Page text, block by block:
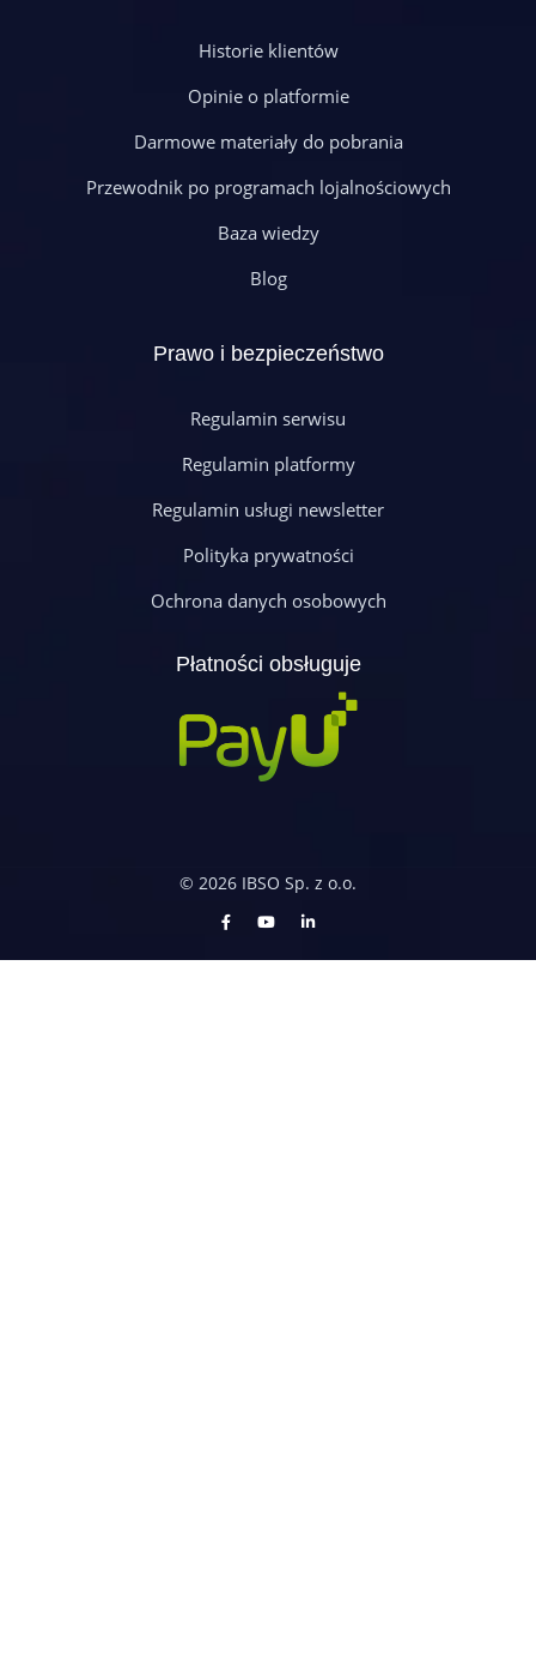
Historie klientów
Opinie o platformie
Darmowe materiały do pobrania
Przewodnik po programach lojalnościowych
Baza wiedzy
Blog
Prawo i bezpieczeństwo
Regulamin serwisu
Regulamin platformy
Regulamin usługi newsletter
Polityka prywatności
Ochrona danych osobowych
Płatności obsługuje
© 2026 IBSO Sp. z o.o.